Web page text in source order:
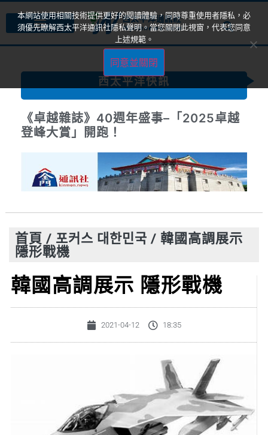
西太平洋快訊
《卓越雜誌》40週年盛事–「2025卓越
登峰大賞」開跑！
首頁 / 포커스 대한민국 / 韓國高調展示
隱形戰機
韓國高調展示 隱形戰機
2021-04-12 18:35
本網站使用相關技術提供更好的閱讀體驗，同時尊重使用者隱私，必
須優先瞭解西太平洋通訊社隱私聲明。當您關閉此視窗，代表您同意
上述規範。
同意並關閉